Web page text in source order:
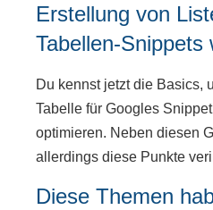
Erstellung von
Tabellen-Snippets
Du kennst jetzt die Basics,
Tabelle für Googles
optimieren. Neben diesen
allerdings diese Punkte
Diese Themen